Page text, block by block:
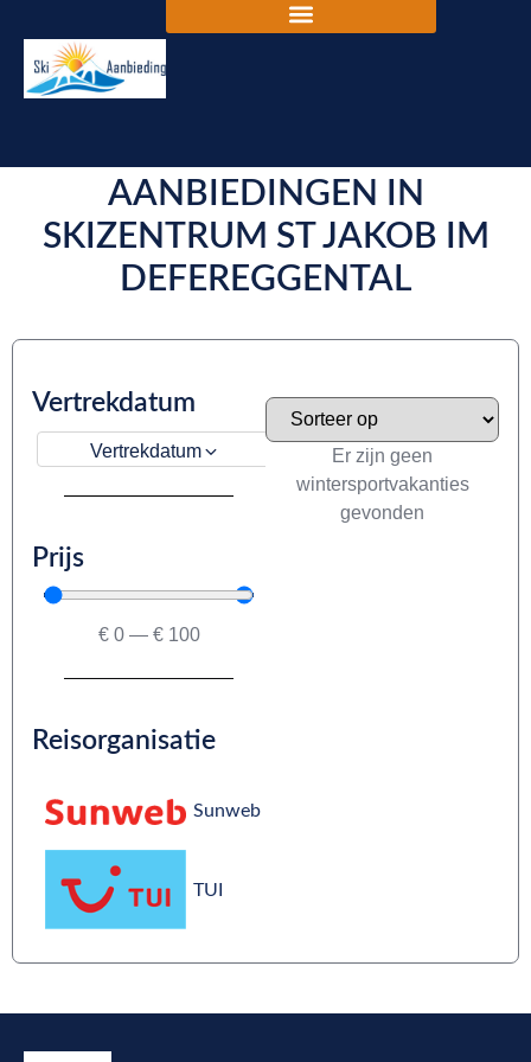
AANBIEDINGEN IN
SKIZENTRUM ST JAKOB IM
DEFEREGGENTAL
Vertrekdatum
Vertrekdatum
Prijs
€ 0 — € 100
Reisorganisatie
Sunweb
TUI
Er zijn geen
wintersportvakanties
gevonden